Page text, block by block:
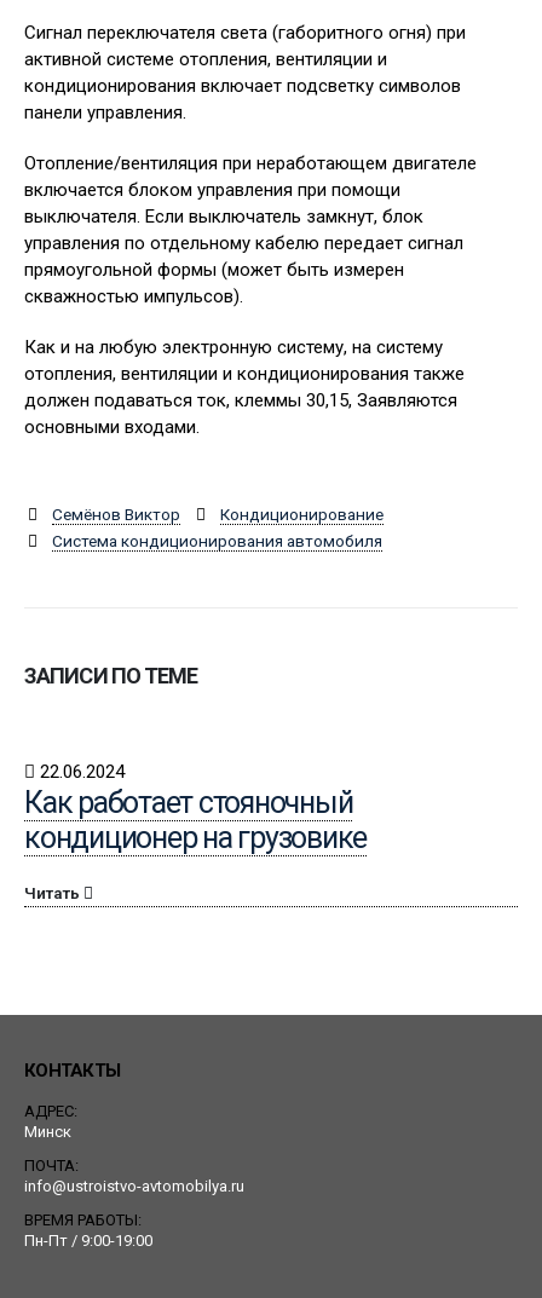
Сигнал переключателя света (габоритного огня) при
активной системе отопления, вентиляции и
кондиционирования включает подсветку символов
панели управления.
Отопление/вентиляция при неработающем двигателе
включается блоком управления при помощи
выключателя. Если выключатель замкнут, блок
управления по отдельному кабелю передает сигнал
прямоугольной формы (может быть измерен
скважностью импульсов).
Как и на любую электронную систему, на систему
отопления, вентиляции и кондиционирования также
должен подаваться ток, клеммы 30,15, Заявляются
основными входами.
Семёнов Виктор
Кондиционирование
Система кондиционирования автомобиля
ЗАПИСИ ПО ТЕМЕ
22.06.2024
Как работает стояночный
кондиционер на грузовике
Читать
КОНТАКТЫ
АДРЕС:
Минск
ПОЧТА:
info@ustroistvo-avtomobilya.ru
ВРЕМЯ РАБОТЫ:
Пн-Пт / 9:00-19:00